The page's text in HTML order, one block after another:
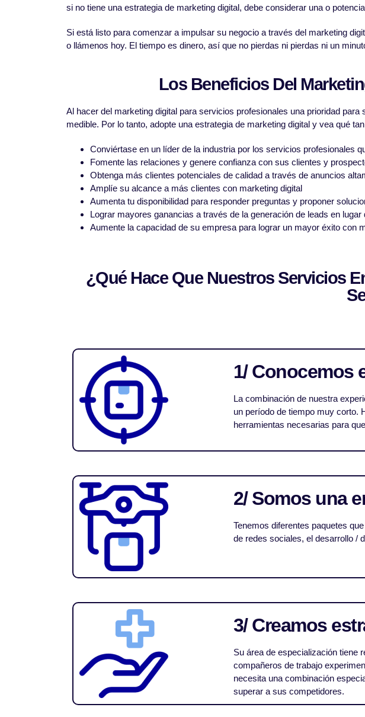
si no tiene una estrategia de marketing digital, debe considerar una o
Si está listo para comenzar a impulsar su negocio a través del marketing
o llámenos hoy. El tiempo es dinero, así que no pierdas ni pierdas ni un
Los Beneficios Del
Al hacer del marketing digital para servicios profesionales una prioridad
medible. Por lo tanto, adopte una estrategia de marketing digital y vea qué
Conviértase en un líder de la industria por los servicios profesionales
Fomente las relaciones y genere confianza con sus clientes y
Obtenga más clientes potenciales de calidad a través de anuncios
Amplíe su alcance a más clientes con marketing digital
Aumenta tu disponibilidad para responder preguntas y proponer
Lograr mayores ganancias a través de la generación de leads en
Aumente la capacidad de su empresa para lograr un mayor éxito con
¿Qué Hace Que Nuestros Servicios
1/ Conocemos
La combinación de nuestra
un período de tiempo muy corto.
herramientas necesarias para
2/ Somos una
Tenemos diferentes paquetes
de redes sociales, el desarrollo /
3/ Creamos
Su área de especialización tiene
compañeros de trabajo
necesita una combinación
superar a sus competidores.